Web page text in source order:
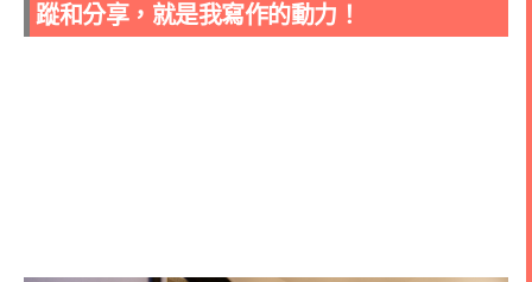
蹤和分享，就是我寫作的動力！